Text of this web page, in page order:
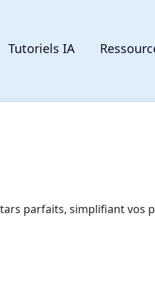
Tutoriels IA
parfaits, simplifiant vos